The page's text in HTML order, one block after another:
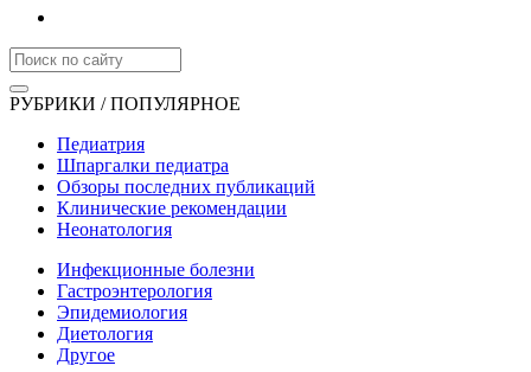
РУБРИКИ / ПОПУЛЯРНОЕ
Педиатрия
Шпаргалки педиатра
Обзоры последних публикаций
Клинические рекомендации
Неонатология
Инфекционные болезни
Гастроэнтерология
Эпидемиология
Диетология
Другое